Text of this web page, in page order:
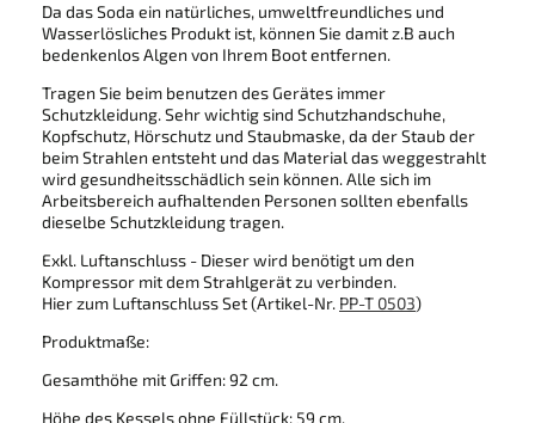
Da das Soda ein natürliches, umweltfreundliches und
Wasserlösliches Produkt ist, können Sie damit z.B auch
bedenkenlos Algen von Ihrem Boot entfernen.
Tragen Sie beim benutzen des Gerätes immer
Schutzkleidung. Sehr wichtig sind Schutzhandschuhe,
Kopfschutz, Hörschutz und Staubmaske, da der Staub der
beim Strahlen entsteht und das Material das weggestrahlt
wird gesundheitsschädlich sein können. Alle sich im
Arbeitsbereich aufhaltenden Personen sollten ebenfalls
dieselbe Schutzkleidung tragen.
Exkl. Luftanschluss - Dieser wird benötigt um den
Kompressor mit dem Strahlgerät zu verbinden.
Hier zum Luftanschluss Set (Artikel-Nr. PP-T 0503)
Produktmaße:
Gesamthöhe mit Griffen: 92 cm.
Höhe des Kessels ohne Füllstück: 59 cm.